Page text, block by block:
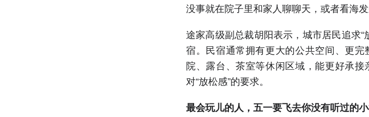
没事就在院子里和家人聊聊天，或者看海
途家高级副总裁胡阳表示，城市居民追求“
宿。民宿通常拥有更大的公共空间、更
院、露台、茶室等休闲区域，能更好承
对“放松感”的要求。
最会玩儿的人，五一要飞去你没有听过的小